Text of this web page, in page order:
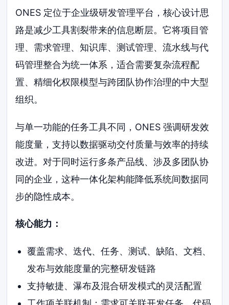
ONES 定位于企业级研发管理平台，核心设计思
路是减少工具割裂带来的信息断层。它将项目管
理、需求管理、知识库、测试管理、流水线与代
码管理整合为统一体系，适合需要复杂流程配
置、精细化权限模型与跨团队协作治理的中大型
组织。
与单一功能的任务工具不同，ONES 强调研发效
能度量，支持以数据驱动交付质量与效率的持续
改进。对于同时运行多条产品线、涉及多团队协
同的企业，这种一体化架构能降低系统间数据同
步的隐性成本。
核心能力：
覆盖需求、迭代、任务、测试、缺陷、文档、
发布与效能度量的完整研发链路
支持敏捷、瀑布及混合研发模式的灵活配置